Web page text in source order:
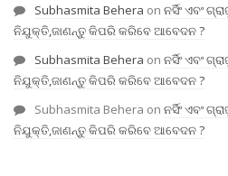
Subhasmita Behera on ନର୍ସିଂ ଏବଂ
ନିଯୁକ୍ତି,ଜାଣନ୍ତୁ କିପରି କରିବେ ଆବେଦନ ?
Subhasmita Behera on ନର୍ସିଂ ଏବଂ
ନିଯୁକ୍ତି,ଜାଣନ୍ତୁ କିପରି କରିବେ ଆବେଦନ ?
Subhasmita Behera on ନର୍ସିଂ ଏବଂ
ନିଯୁକ୍ତି,ଜାଣନ୍ତୁ କିପରି କରିବେ ଆବେଦନ ?